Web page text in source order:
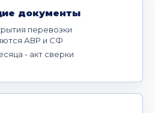
документы
перевозки
АВР и СФ
- акт сверки